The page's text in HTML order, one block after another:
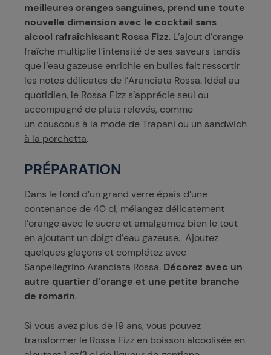
meilleures oranges sanguines, prend une toute
nouvelle dimension avec le cocktail sans
alcool rafraîchissant Rossa Fizz. L’ajout d’orange
fraîche multiplie l’intensité de ses saveurs tandis
que l’eau gazeuse enrichie en bulles fait ressortir
les notes délicates de l’Aranciata Rossa. Idéal au
quotidien, le Rossa Fizz s’apprécie seul ou
accompagné de plats relevés, comme
un couscous à la mode de Trapani ou un sandwich
à la porchetta.
PRÉPARATION
Dans le fond d’un grand verre épais d’une
contenance de 40 cl, mélangez délicatement
l’orange avec le sucre et amalgamez bien le tout
en ajoutant un doigt d’eau gazeuse. Ajoutez
quelques glaçons et complétez avec
Sanpellegrino Aranciata Rossa. Décorez avec un
autre quartier d’orange et une petite branche
de romarin.
Si vous avez plus de 19 ans, vous pouvez
transformer le Rossa Fizz en boisson alcoolisée en